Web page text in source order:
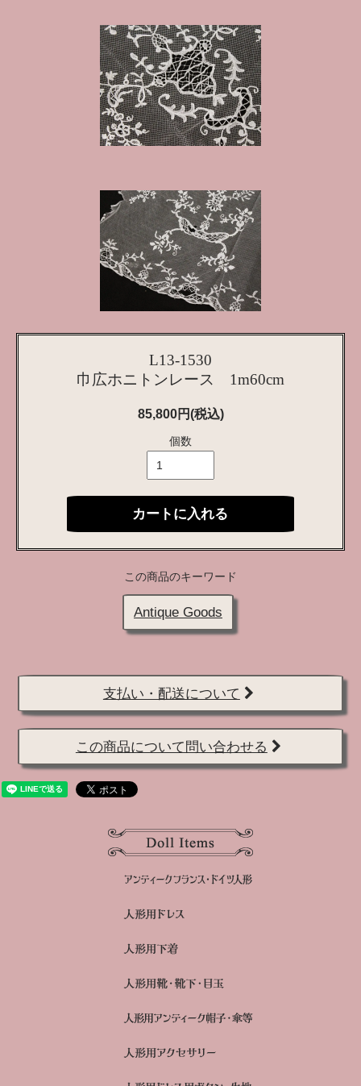
L13-1530
巾広ホニトンレース 1m60cm
85,800円(税込)
個数
カートに入れる
この商品のキーワード
Antique Goods
支払い・配送について
この商品について問い合わせる